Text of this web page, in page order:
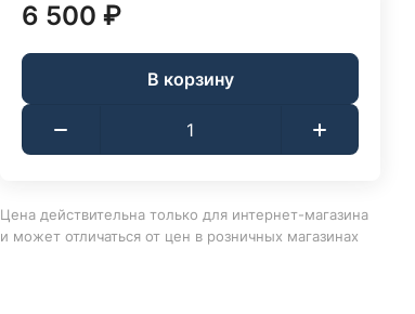
6 500 ₽
В корзину
Цена действительна только для интернет-магазина
и может отличаться от цен в розничных магазинах